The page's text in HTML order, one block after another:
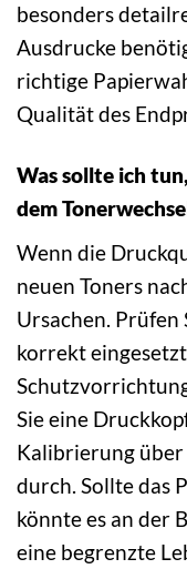
besonders
Ausdrucke
richtige
Qualität des
Was sollte ich
dem
Wenn die
neuen Toners
Ursachen. Prüfen
korrekt
Sie eine
Kalibrierung über
durch. Sollte das
könnte es an der
eine begrenzte